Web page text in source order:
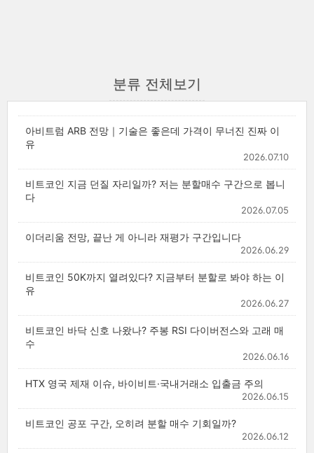
분류 전체보기
아비트럼 ARB 전망｜기술은 좋은데 가격이 무너진 진짜 이
유
2026.07.10
비트코인 지금 던질 자리일까? 저는 분할매수 구간으로 봅니
다
2026.07.05
이더리움 전망, 끝난 게 아니라 재평가 구간입니다
2026.06.29
비트코인 50K까지 열려있다? 지금부터 분할로 봐야 하는 이
유
2026.06.27
비트코인 바닥 신호 나왔나? 주봉 RSI 다이버전스와 고래 매
수
2026.06.16
HTX 영국 제재 이슈, 바이비트·국내거래소 입출금 주의
2026.06.15
비트코인 공포 구간, 오히려 분할 매수 기회일까?
2026.06.12